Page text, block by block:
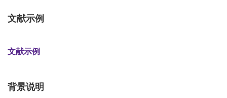
文献示例
文献示例
背景说明